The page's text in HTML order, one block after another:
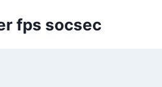
fps socsec